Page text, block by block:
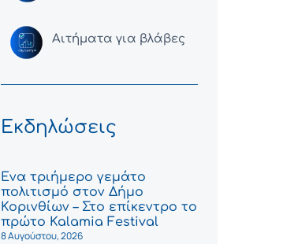
Αιτήματα για βλάβες
Εκδηλώσεις
Ένα τριήμερο γεμάτο
πολιτισμό στον Δήμο
Κορινθίων – Στο επίκεντρο το
πρώτο Kalamia Festival
8 Αυγούστου, 2026